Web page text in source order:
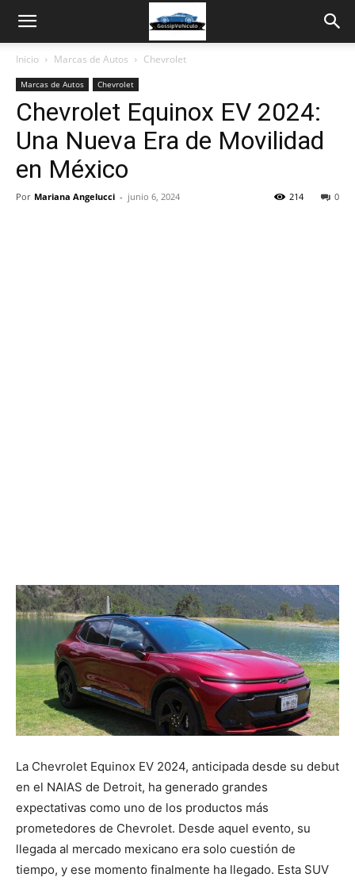
Inicio Marcas de Autos Chevrolet
Marcas de Autos Chevrolet
Chevrolet Equinox EV 2024:
Una Nueva Era de Movilidad
en México
Por Mariana Angelucci - junio 6, 2024 0
214
La Chevrolet Equinox EV 2024, anticipada desde su debut
en el NAIAS de Detroit, ha generado grandes
expectativas como uno de los productos más
prometedores de Chevrolet. Desde aquel evento, su
llegada al mercado mexicano era solo cuestión de
tiempo, y ese momento finalmente ha llegado. Esta SUV